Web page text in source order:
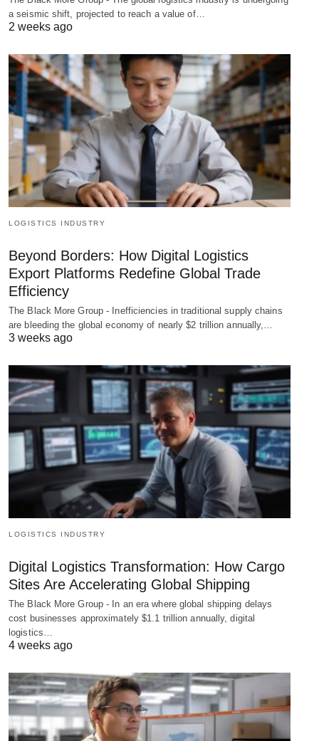
a seismic shift, projected to reach a value of…
2 weeks ago
LOGISTICS INDUSTRY
Beyond Borders: How Digital Logistics
Export Platforms Redefine Global Trade
Efficiency
The Black More Group - Inefficiencies in traditional supply chains
are bleeding the global economy of nearly $2 trillion annually,…
3 weeks ago
LOGISTICS INDUSTRY
Digital Logistics Transformation: How Cargo
Sites Are Accelerating Global Shipping
The Black More Group - In an era where global shipping delays
cost businesses approximately $1.1 trillion annually, digital
logistics…
4 weeks ago